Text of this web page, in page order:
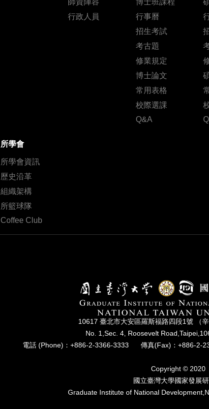
行政人員
行事曆
招生考試
考古題
修業規定
博士論文
常用表格
校際選課
Q&A
所學會
所學會資訊
歷史沿革
組織架構
所籃球隊
Coffee Club
10617 臺北市⼤安區羅斯福路四段1號 （
No. 1,Sec. 4, Roosevelt
電話 (Phone)：+886-2-3366-3333
傳真(Fax)：+886-2-
Copyright © 2020
國立臺灣⼤學國家發展
Graduate Institute of National